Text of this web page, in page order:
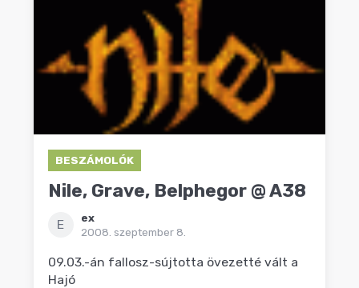
BESZÁMOLÓK
Nile, Grave, Belphegor @ A38
E
ex
2008. szeptember 8.
09.03.-án fallosz-sújtotta övezetté vált a
Hajó